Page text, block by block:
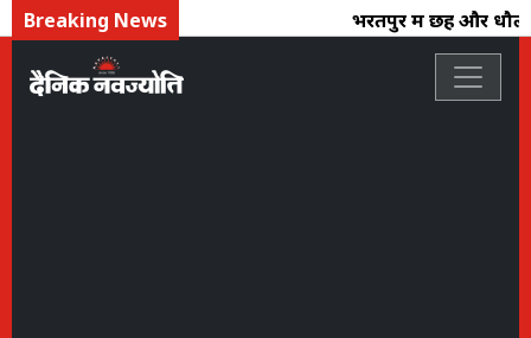
Breaking News भरतपुर में छह और